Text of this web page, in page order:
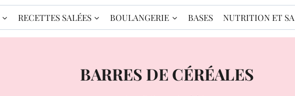
RECETTES SALÉES BOULANGERIE BASES NUTRITION ET
BARRES DE CÉRÉALES